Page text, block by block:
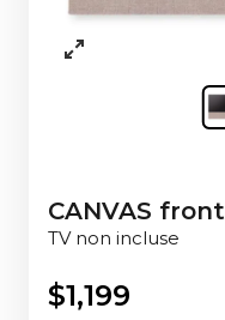
CANVAS
TV non incluse
$1,199